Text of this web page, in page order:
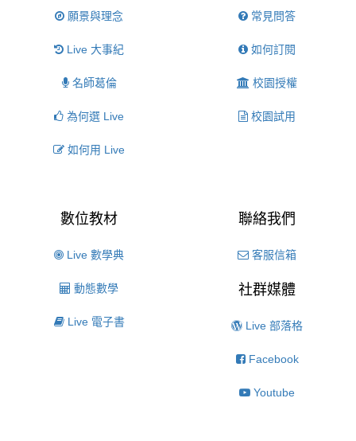
願景與理念
Live 大事紀
名師葛倫
為何選 Live
如何用 Live
常見問答
如何訂閱
校園授權
校園試用
數位教材
Live 數學典
動態數學
Live 電子書
聯絡我們
客服信箱
社群媒體
Live 部落格
Facebook
Youtube